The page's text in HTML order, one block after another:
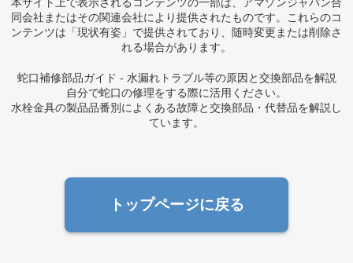
同会社またはその関連会社により提供されたものです。これらのコ
ンテンツは「現状有姿」で提供されており、随時変更または削除さ
れる場合があります。
蛇口補修部品ガイド - 水漏れトラブル等の原因と交換部品を解説
自分で蛇口の修理をする際に活用ください。
水栓金具の製品品番別によくある故障と交換部品・代替品を解説し
ています。
トップページに戻る